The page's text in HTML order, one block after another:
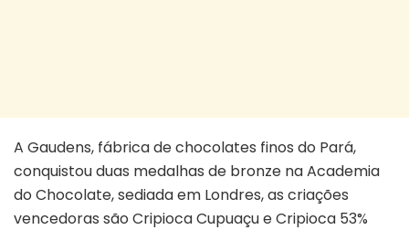
A Gaudens, fábrica de chocolates finos do Pará,
conquistou duas medalhas de bronze na Academia
do Chocolate, sediada em Londres, as criações
vencedoras são Cripioca Cupuaçu e Cripioca 53%